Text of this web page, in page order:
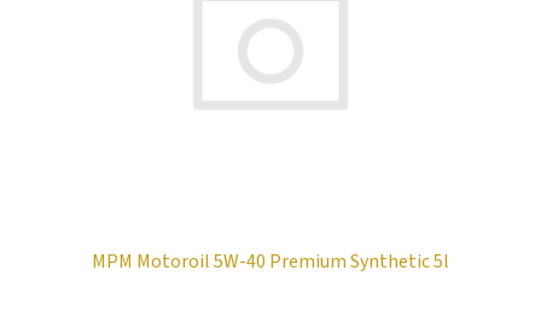
MPM Motoroil 5W-40 Premium Synthetic 5l